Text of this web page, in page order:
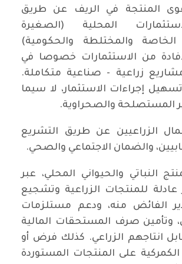
المنتجة في الريف عن طريق
المحلية (الصغيرة
الخاصة والمختلطة والحكومية)
من الاستثمارات خصوصا في
زراعية - صناعية متكاملة.
إجراءات الاستثمار، لا سيما
المستصلحة والصحراوية.
الزراعيين عن طريق التشريع
والضمان الاجتماعي والصحي.
النباتي والحيواني المحلي، عبر
للمنتجات الزراعية وتشجيع
الفائض منه، ودعم مستلزمات
وتأمين صرف المستحقات المالية
انتاجهم الزراعي. كذلك فرض أو
الكمركية على المنتجات المستوردة